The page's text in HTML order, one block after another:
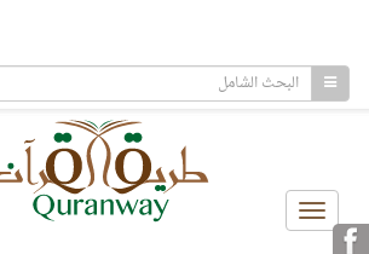
Toggle
navigation